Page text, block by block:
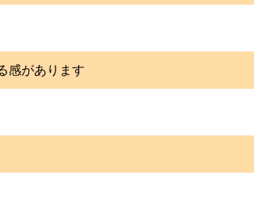
感があります